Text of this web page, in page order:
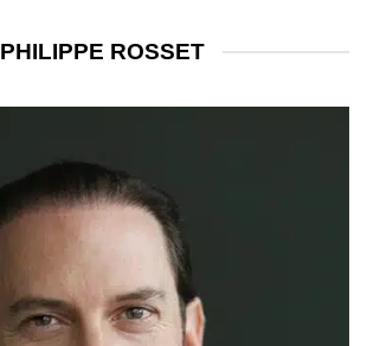
PHILIPPE ROSSET